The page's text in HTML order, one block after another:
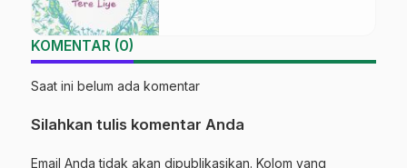
KOMENTAR (0)
Saat ini belum ada komentar
Silahkan tulis komentar Anda
Email Anda tidak akan dipublikasikan. Kolom yang